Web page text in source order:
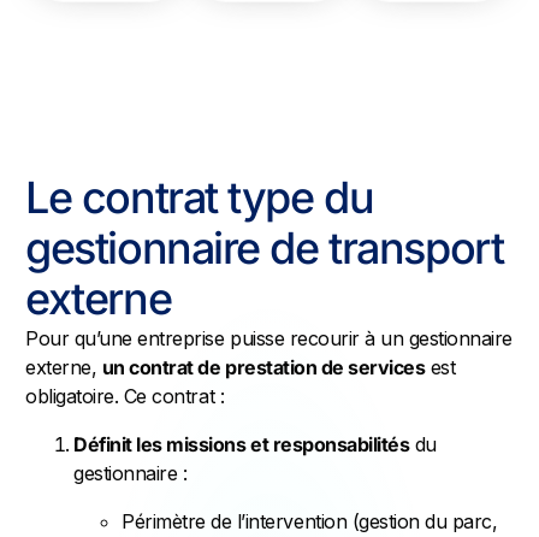
Le contrat type du
gestionnaire de transport
externe
Pour qu’une entreprise puisse recourir à un gestionnaire
externe, un contrat de prestation de servicesest
obligatoire. Ce contrat :
Définit les missions et responsabilitésdu
gestionnaire :
Périmètre de l’intervention (gestion du parc,